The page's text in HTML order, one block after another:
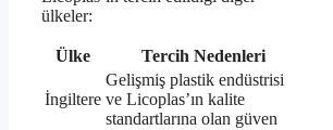
ülkeler:
Ülke Tercih Nedenleri
İngiltere
Gelişmiş plastik endüstrisi
ve Licoplas’ın kalite
standartlarına olan güven